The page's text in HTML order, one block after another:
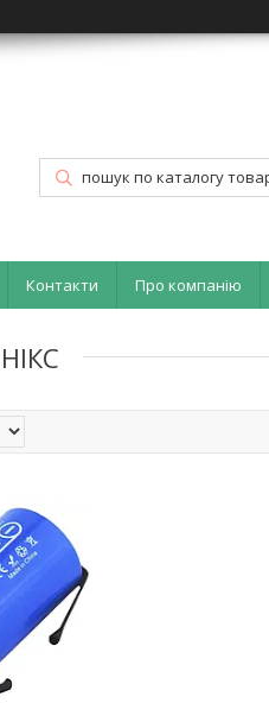
Контакти Про компанію